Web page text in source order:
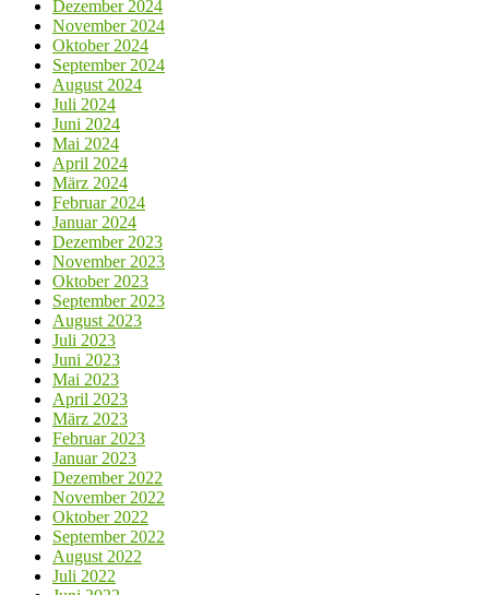
Dezember 2024
November 2024
Oktober 2024
September 2024
August 2024
Juli 2024
Juni 2024
Mai 2024
April 2024
März 2024
Februar 2024
Januar 2024
Dezember 2023
November 2023
Oktober 2023
September 2023
August 2023
Juli 2023
Juni 2023
Mai 2023
April 2023
März 2023
Februar 2023
Januar 2023
Dezember 2022
November 2022
Oktober 2022
September 2022
August 2022
Juli 2022